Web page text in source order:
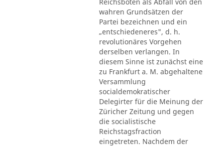
wahren Grundsätzen der
Partei bezeichnen und ein
„entschiedeneres", d. h.
revolutionäres Vorgehen
derselben verlangen. In
diesem Sinne ist zunächst eine
zu Frankfurt a. M. abgehaltene
Versammlung
socialdemokratischer
Delegirter für die Meinung der
Züricher Zeitung und gegen
die socialistische
Reichstagsfraction
eingetreten. Nachdem der